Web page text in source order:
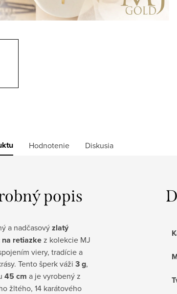
Hodnotenie Diskusia
popis
a nadčasovýzlatý
na retiazkez kolekcie MJ
viery, tradície a
Tento šperk váži 3 g,
45 cm a je vyrobený z
žltého, 14 karátového